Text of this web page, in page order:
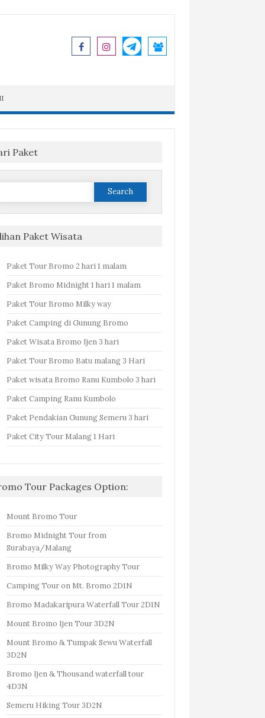
Paket
Paket Wisata
Paket Tour Bromo 2 hari 1 malam
Paket Bromo Midnight 1 hari 1 malam
Paket Tour Bromo Milky way
Paket Camping di Gunung Bromo
Paket Wisata Bromo Ijen 3 hari
Paket Tour Bromo Batu malang 3 Hari
Paket wisata Bromo Ranu Kumbolo 3 hari
Paket Camping Ranu Kumbolo
Paket Pendakian Gunung Semeru 3 hari
Paket City Tour Malang 1 Hari
Tour Packages Option:
Mount Bromo Tour
Bromo Midnight Tour from
Surabaya/Malang
Bromo Milky Way Photography Tour
Camping Tour on Mt. Bromo 2D1N
Bromo Madakaripura Waterfall Tour 2D1N
Mount Bromo Ijen Tour 3D2N
Mount Bromo & Tumpak Sewu Waterfall
3D2N
Bromo Ijen & Thousand waterfall tour
4D3N
Semeru Hiking Tour 3D2N